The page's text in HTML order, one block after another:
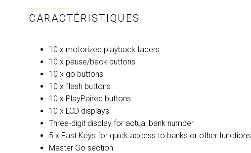
CARACTÉRISTIQUES
10 x motorized playback faders
10 x pause/back buttons
10 x go buttons
10 x flash buttons
10 x PlayPaired buttons
10 x LCD displays
Three-digit display for actual bank number
5 x Fast Keys for quick access to banks or other functions
Master Go section